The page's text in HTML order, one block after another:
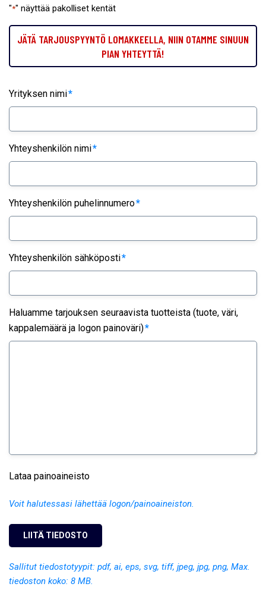
"*" näyttää pakolliset kentät
JÄTÄ TARJOUSPYYNTÖ LOMAKKEELLA, NIIN OTAMME SINUUN
PIAN YHTEYTTÄ!
Yrityksen nimi*
Yhteyshenkilön nimi*
Yhteyshenkilön puhelinnumero*
Yhteyshenkilön sähköposti*
Haluamme tarjouksen seuraavista tuotteista (tuote, väri,
kappalemäärä ja logon painoväri)*
Lataa painoaineisto
Voit halutessasi lähettää logon/painoaineiston.
Sallitut tiedostotyypit: pdf, ai, eps, svg, tiff, jpeg, jpg, png, Max.
tiedoston koko: 8 MB.